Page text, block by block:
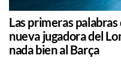
Las primeras
nueva jugadora del
nada bien al Barça